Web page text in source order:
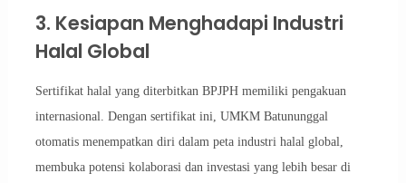
3. Kesiapan Menghadapi Industri
Halal Global
Sertifikat halal yang diterbitkan BPJPH memiliki pengakuan
internasional. Dengan sertifikat ini, UMKM Batununggal
otomatis menempatkan diri dalam peta industri halal global,
membuka potensi kolaborasi dan investasi yang lebih besar di